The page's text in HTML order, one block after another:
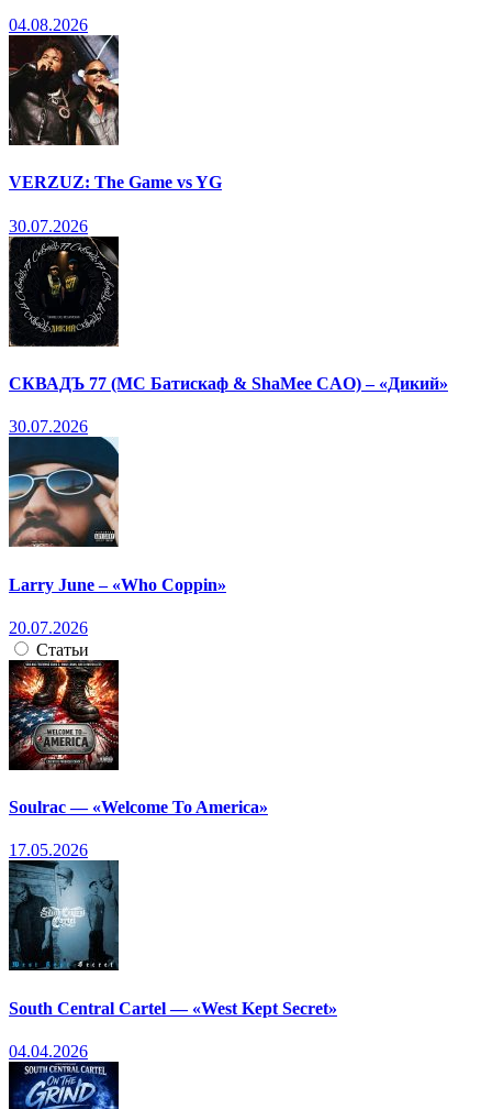
04.08.2026
VERZUZ: The Game vs YG
30.07.2026
СКВАДЪ 77 (МС Батискаф & ShaMee CAO) – «Дикий»
30.07.2026
Larry June – «Who Coppin»
20.07.2026
Статьи
Soulrac — «Welcome To America»
17.05.2026
South Central Cartel — «West Kept Secret»
04.04.2026